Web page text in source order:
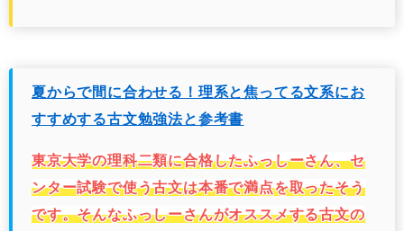
夏からで間に合わせる！理系と焦ってる文系にお
すすめする古文勉強法と参考書
東京大学の理科二類に合格したふっしーさん、セ
ンター試験で使う古文は本番で満点を取ったそう
です。そんなふっしーさんがオススメする古文の